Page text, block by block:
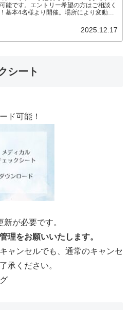
能です。エントリー希望の方はご相談く
基本4名様より開催。場所により変動あ
更新）ダウンロードPDFでアップロード
2025.12.17
シート
ド可能！
が必要です。
理をお願いいたします。
ャンセルでも、通常のキャンセ
承ください。